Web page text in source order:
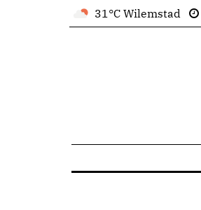
31°C Wilemstad